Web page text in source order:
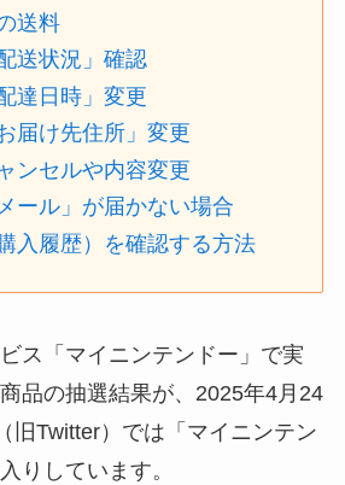
送料
送状況」確認
達日時」変更
届け先住所」変更
ンセルや内容変更
ール」が届かない場合
入履歴）を確認する方法
ス「マイニンテンドー」で実
品の抽選結果が、2025年4月24
旧Twitter）では「マイニンテン
りしています。